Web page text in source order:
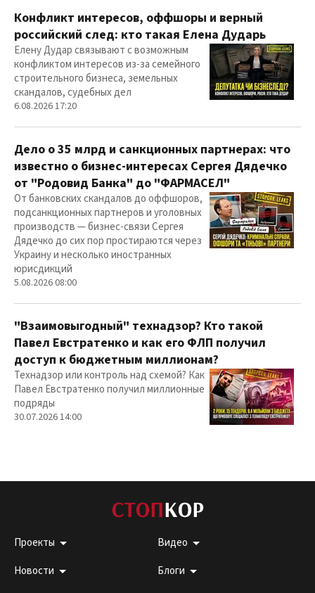
Конфликт интересов, оффшоры и верный
российский след: кто такая Елена Дударь
Елену Дудар связывают с возможным
конфликтом интересов из-за семейного
строительного бизнеса, земельных
скандалов, судебных дел
6.08.2026 17:20
Дело о 35 млрд и санкционных партнерах: что
известно о бизнес-интересах Сергея Дядечко
от "Родовид Банка" до "ФАРМАСЕЛ"
От банковских скандалов до оффшоров,
подсанкционных партнеров и уголовных
производств — бизнес-связи Сергея
Дядечко до сих пор простираются через
Украину и несколько иностранных
юрисдикций
5.08.2026 08:00
"Взаимовыгодный" технадзор? Кто такой
Павел Евстратенко и как его ФЛП получил
доступ к бюджетным миллионам?
Технадзор или контроль над схемой? Как
Павел Евстратенко получил миллионные
подряды
30.07.2026 14:00
Проекты
Видео
Новости
Блоги